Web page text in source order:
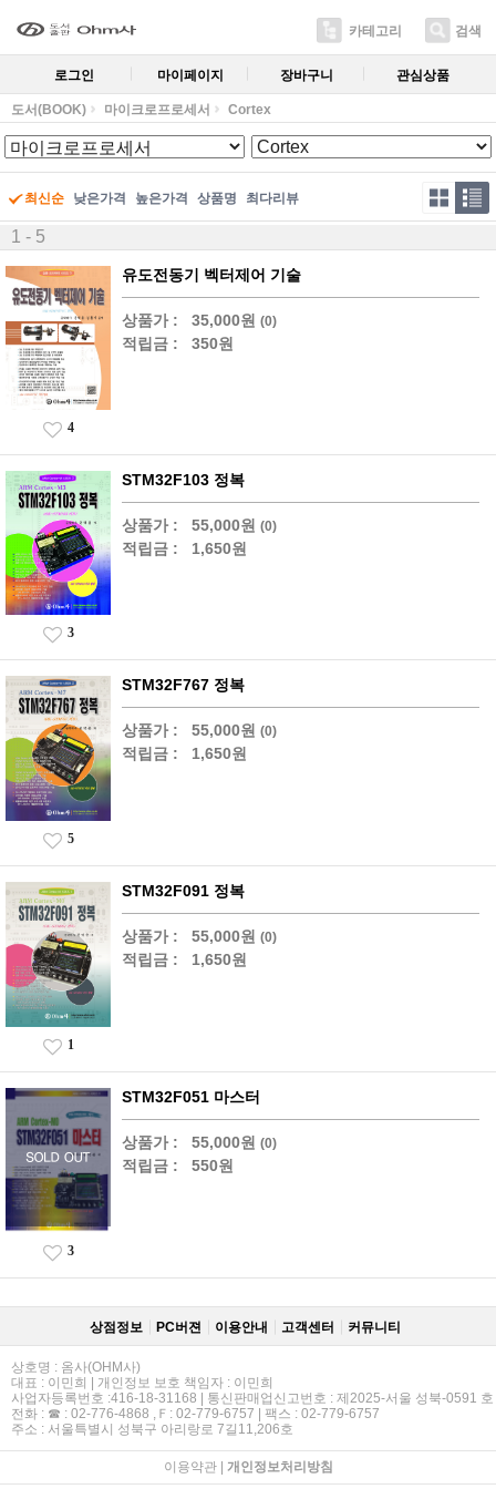
카테고리 검색
로그인 마이페이지 장바구니 관심상품
도서(BOOK) 마이크로프로세서 Cortex
최신순 낮은가격 높은가격 상품명 최다리뷰
1 - 5
유도전동기 벡터제어 기술
상품가 : 35,000원 (0)
적립금 : 350원
4
STM32F103 정복
상품가 : 55,000원 (0)
적립금 : 1,650원
3
STM32F767 정복
상품가 : 55,000원 (0)
적립금 : 1,650원
5
STM32F091 정복
상품가 : 55,000원 (0)
적립금 : 1,650원
1
STM32F051 마스터
상품가 : 55,000원 (0)
적립금 : 550원
3
상점정보 PC버젼 이용안내 고객센터 커뮤니티
상호명 : 옴사(OHM사)
대표 : 이민희 | 개인정보 보호 책임자 : 이민희
사업자등록번호 :416-18-31168 | 통신판매업신고번호 : 제2025-서울 성북-0591 호
전화 : ☎ : 02-776-4868 ,Ｆ: 02-779-6757 | 팩스 : 02-779-6757
주소 : 서울특별시 성북구 아리랑로 7길11,206호
이용약관| 개인정보처리방침